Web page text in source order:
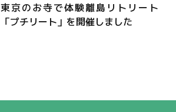
東京のお寺で体験離島リトリート
「プチリート」を開催しました